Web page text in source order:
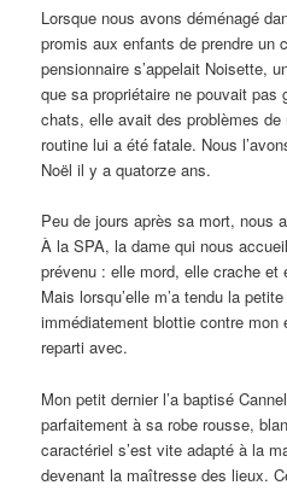
Lorsque nous avons déménagé
promis aux enfants de prendre un
pensionnaire s’appelait Noisette,
que sa propriétaire ne pouvait pas
chats, elle avait des problèmes
routine lui a été fatale. Nous
Noël il y a quatorze ans.
Peu de jours après sa mort, nous
À la SPA, la dame qui nous
prévenu : elle mord, elle crache et
Mais lorsqu’elle m’a tendu la
immédiatement blottie contre mon
reparti avec.
Mon petit dernier l’a baptisé
parfaitement à sa robe rousse,
caractériel s’est vite adapté à la
devenant la maîtresse des lieux.